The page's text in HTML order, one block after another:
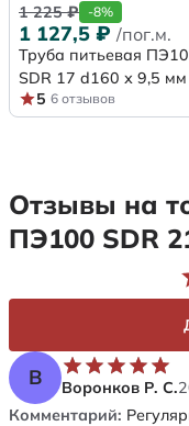
1 225₽ -8%
1 127,5 ₽ /пог.м.
Труба питьевая
SDR 17 d160 х 9,5 мм
5 6 отзывов
Отзывы на
ПЭ100 SDR
В Воронков Р. С.
Комментарий: